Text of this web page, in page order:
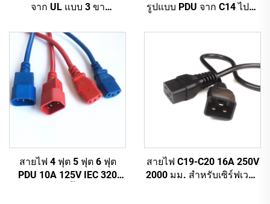
จาก UL แบบ 3 ขา
10A/13A/15A สายไฟ AC
ปลั๊ก IEC C13 สายพาวเวอร์
สหรัฐอเมริกา
รูปแบบ PDU จาก C14 ไปยัง
สายต่อไฟฟ้าคอมพิวเตอร์สี
IEC-320-C13
สายไฟ 4 ฟุต 5 ฟุต 6 ฟุต
PDU 10A 125V IEC 320
สายไฟ C19-C20 16A 250V
2000 มม. สำหรับเซิร์ฟเวอร์